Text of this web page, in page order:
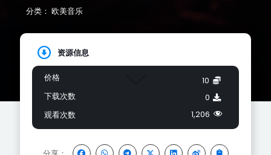
分类： 欧美音乐
资源信息
价格
下载次数
观看次数
10
0
1,206